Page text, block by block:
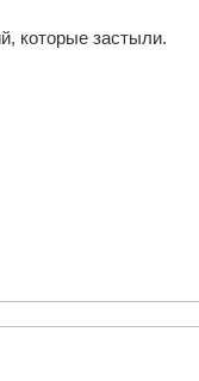
которые застыли.